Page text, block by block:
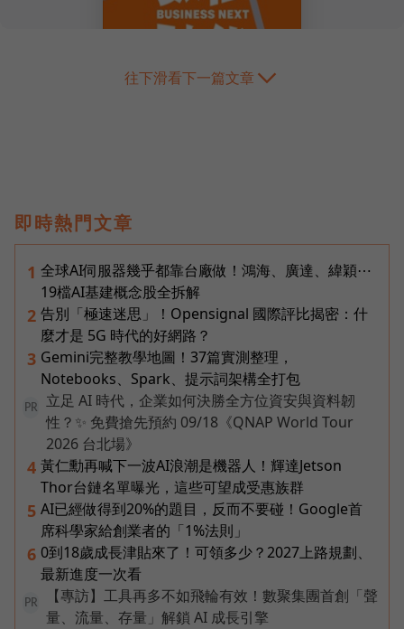
往下滑看下一篇文章
即時熱門文章
1 全球AI伺服器幾乎都靠台廠做！鴻海、廣達、緯穎⋯
19檔AI基建概念股全拆解
2 告別「極速迷思」！Opensignal 國際評比揭密：什
麼才是 5G 時代的好網路？
3 Gemini完整教學地圖！37篇實測整理，
Notebooks、Spark、提示詞架構全打包
PR
立足 AI 時代，企業如何決勝全方位資安與資料韌
性？✨ 免費搶先預約 09/18《QNAP World Tour
2026 台北場》
4 黃仁勳再喊下一波AI浪潮是機器人！輝達Jetson
Thor台鏈名單曝光，這些可望成受惠族群
5 AI已經做得到20%的題目，反而不要碰！Google首
席科學家給創業者的「1%法則」
6 0到18歲成長津貼來了！可領多少？2027上路規劃、
最新進度一次看
PR
【專訪】工具再多不如飛輪有效！數聚集團首創「聲
量、流量、存量」解鎖 AI 成長引擎